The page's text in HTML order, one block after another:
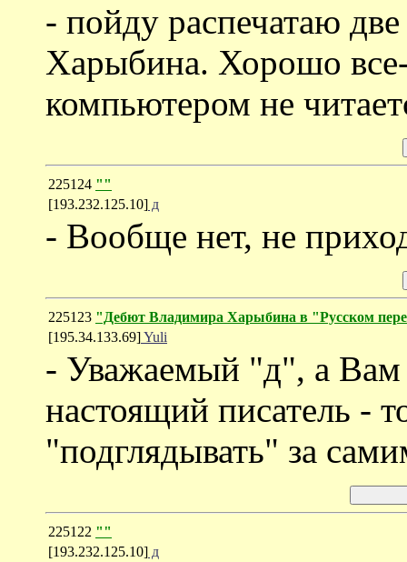
- пойду распечатаю
Харыбина. Хорошо все-
компьютером не
225124 ""
[193.232.125.10] д
- Вообще нет, не
225123 "Дебют Владимира Харыбина в "Русском
[195.34.133.69]Yuli
- Уважаемый "д", а Вам
настоящий писатель -
"подглядывать" за
225122 ""
[193.232.125.10] д